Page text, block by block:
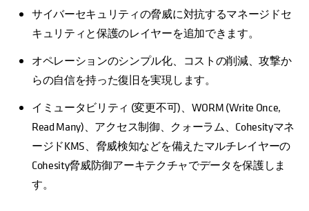
サイバーセキュリティの脅威に対抗するマネージドセ
キュリティと保護のレイヤーを追加できます。
オペレーションのシンプル化、コストの削減、攻撃か
らの自信を持った復旧を実現します。
イミュータビリティ (変更不可)、WORM (Write Once,
Read Many)、アクセス制御、クォーラム、Cohesityマネ
ージドKMS、脅威検知などを備えたマルチレイヤーの
Cohesity脅威防御アーキテクチャでデータを保護しま
す。